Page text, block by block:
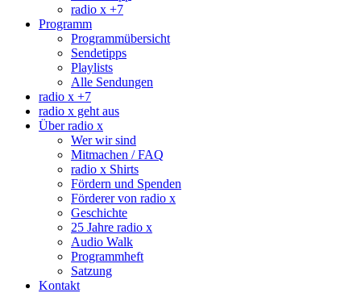
radio x +7
Programm
Programmübersicht
Sendetipps
Playlists
Alle Sendungen
radio x +7
radio x geht aus
Über radio x
Wer wir sind
Mitmachen / FAQ
radio x Shirts
Fördern und Spenden
Förderer von radio x
Geschichte
25 Jahre radio x
Audio Walk
Programmheft
Satzung
Kontakt